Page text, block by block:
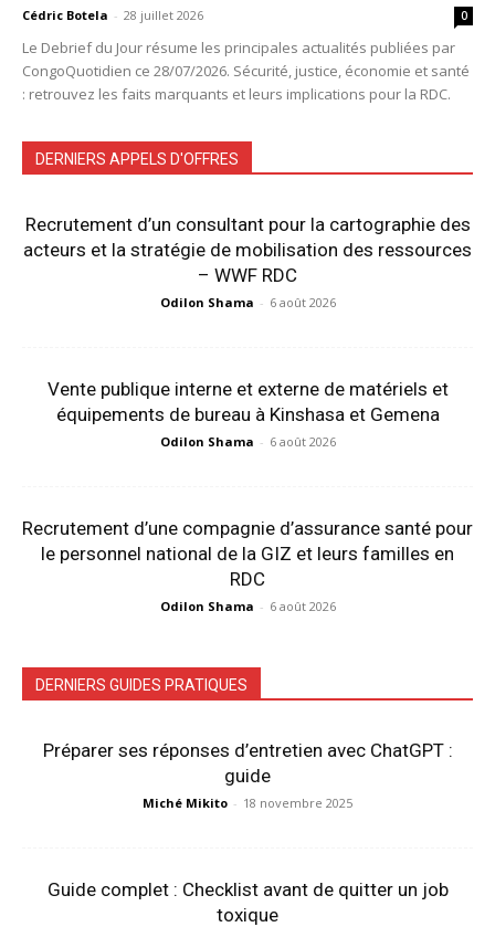
Cédric Botela - 28 juillet 2026 0
Le Debrief du Jour résume les principales actualités publiées par
CongoQuotidien ce 28/07/2026. Sécurité, justice, économie et santé
: retrouvez les faits marquants et leurs implications pour la RDC.
DERNIERS APPELS D'OFFRES
Recrutement d’un consultant pour la cartographie des
acteurs et la stratégie de mobilisation des ressources
– WWF RDC
Odilon Shama - 6 août 2026
Vente publique interne et externe de matériels et
équipements de bureau à Kinshasa et Gemena
Odilon Shama - 6 août 2026
Recrutement d’une compagnie d’assurance santé pour
le personnel national de la GIZ et leurs familles en
RDC
Odilon Shama - 6 août 2026
DERNIERS GUIDES PRATIQUES
Préparer ses réponses d’entretien avec ChatGPT :
guide
Miché Mikito - 18 novembre 2025
Guide complet : Checklist avant de quitter un job
toxique